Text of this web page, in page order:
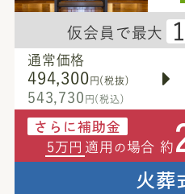
仮会員で最大
通常価格
494,300 円(税抜)
543,730 円(税込)
さらに補助金
5万円 適用 の 場合 約
火葬